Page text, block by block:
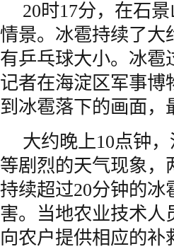
20时17分，在石
情景。冰雹持续了大
有乒乓球大小。冰雹
记者在海淀区军事博
到冰雹落下的画面，
大约晚上10点钟
等剧烈的天气现象，
持续超过20分钟的
害。当地农业技术人
向农户提供相应的补